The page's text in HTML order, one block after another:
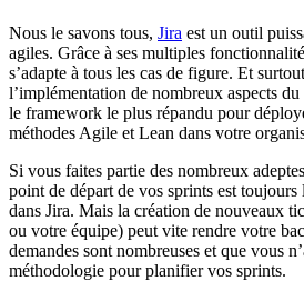
Nous le savons tous, Jira est un outil
agiles. Grâce à ses multiples
s’adapte à tous les cas de figure. Et
l’implémentation de nombreux aspects
le framework le plus répandu pour
méthodes Agile et Lean dans votre
Si vous faites partie des nombreux
point de départ de vos sprints est
dans Jira. Mais la création de nouveaux
ou votre équipe) peut vite rendre votre
demandes sont nombreuses et que vous
méthodologie pour planifier vos sprints.